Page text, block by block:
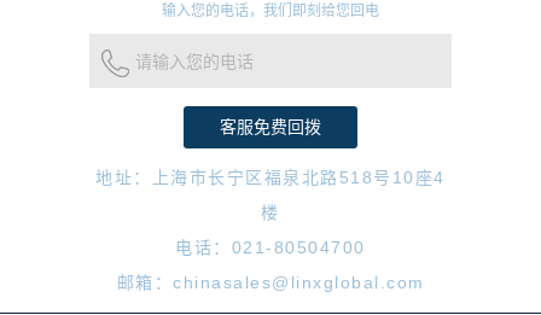
输入您的电话，我们即刻给您回电
请输入您的电话
地址：上海市长宁区福泉北路518号10座4
楼
电话：021-80504700
邮箱：chinasales@linxglobal.com